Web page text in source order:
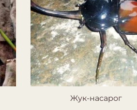
Жук-насарог